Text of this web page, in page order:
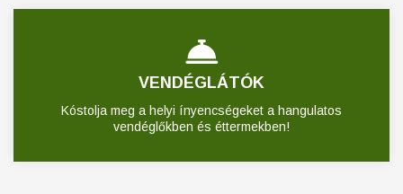
VENDÉGLÁTÓK
Kóstolja meg a helyi ínyencségeket a hangulatos
vendéglőkben és éttermekben!